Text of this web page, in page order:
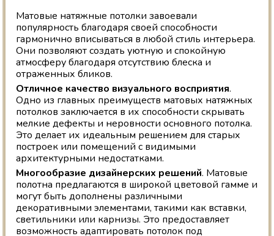
Матовые натяжные потолки завоевали
популярность благодаря своей способности
гармонично вписываться в любой стиль интерьера.
Они позволяют создать уютную и спокойную
атмосферу благодаря отсутствию блеска и
отраженных бликов.
Отличное качество визуального восприятия.
Одно из главных преимуществ матовых натяжных
потолков заключается в их способности скрывать
мелкие дефекты и неровности основного потолка.
Это делает их идеальным решением для старых
построек или помещений с видимыми
архитектурными недостатками.
Многообразие дизайнерских решений. Матовые
полотна предлагаются в широкой цветовой гамме и
могут быть дополнены различными
декоративными элементами, такими как вставки,
светильники или карнизы. Это предоставляет
возможность адаптировать потолок под